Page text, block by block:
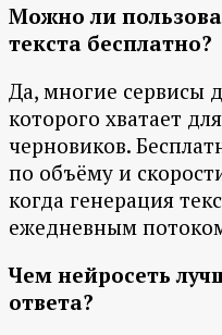
Можно ли
текста бесплатно?
Да, многие сервисы
которого хватает
черновиков.
по объёму и
когда генерация
ежедневным
Чем нейросеть
ответа?